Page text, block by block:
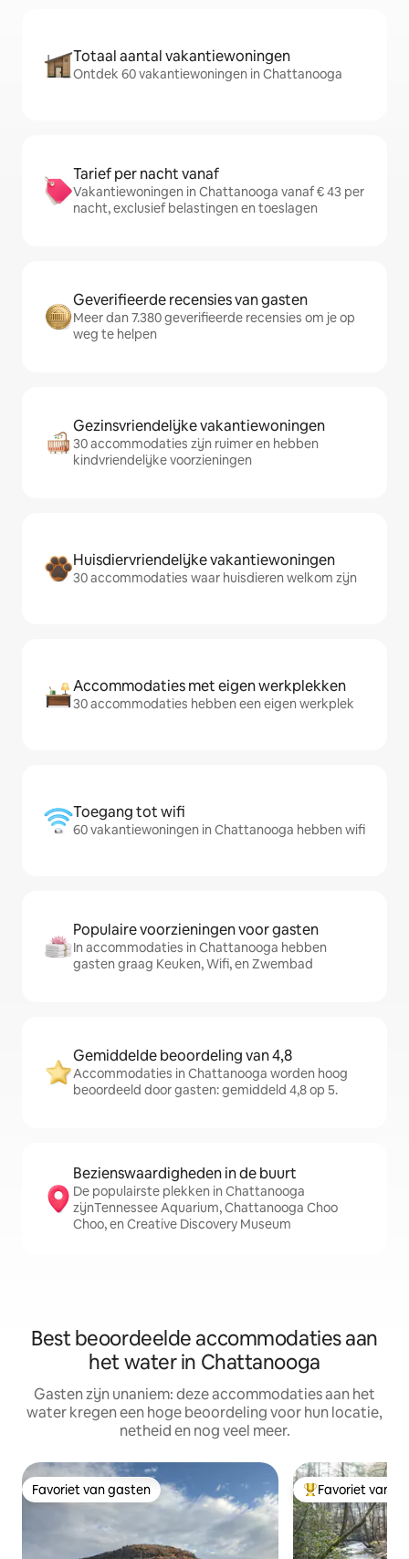
Totaal aantal vakantiewoningen
Ontdek 60 vakantiewoningen in Chattanooga
Tarief per nacht vanaf
Vakantiewoningen in Chattanooga vanaf € 43 per
nacht, exclusief belastingen en toeslagen
Geverifieerde recensies van gasten
Meer dan 7.380 geverifieerde recensies om je op
weg te helpen
Gezinsvriendelijke vakantiewoningen
30 accommodaties zijn ruimer en hebben
kindvriendelijke voorzieningen
Huisdiervriendelijke vakantiewoningen
30 accommodaties waar huisdieren welkom zijn
Accommodaties met eigen werkplekken
30 accommodaties hebben een eigen werkplek
Toegang tot wifi
60 vakantiewoningen in Chattanooga hebben wifi
Populaire voorzieningen voor gasten
In accommodaties in Chattanooga hebben
gasten graag Keuken, Wifi, en Zwembad
Gemiddelde beoordeling van 4,8
Accommodaties in Chattanooga worden hoog
beoordeeld door gasten: gemiddeld 4,8 op 5.
Bezienswaardigheden in de buurt
De populairste plekken in Chattanooga
zijnTennessee Aquarium, Chattanooga Choo
Choo, en Creative Discovery Museum
Best beoordeelde accommodaties aan
het water in Chattanooga
Gasten zijn unaniem: deze accommodaties aan het
water kregen een hoge beoordeling voor hun locatie,
netheid en nog veel meer.
Favoriet van gasten
Favoriet van gasten Topfavoriet van
Favoriet van